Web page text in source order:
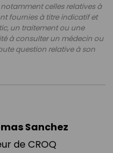
celles relatives à
fournies à titre indicatif et
un traitement ou une
à consulter un médecin ou
question relative à son
Sanchez
de CROQ